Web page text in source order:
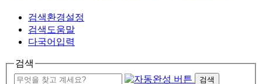
검색환경설정
검색도움말
다국어입력
검색
검색